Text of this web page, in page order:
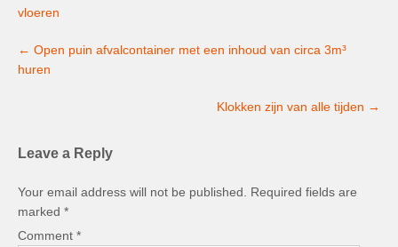
vloeren
navigation
← Open puin afvalcontainer met een inhoud van circa 3m³
huren
Klokken zijn van alle tijden →
Leave a Reply
Your email address will not be published. Required fields are
marked *
Comment *